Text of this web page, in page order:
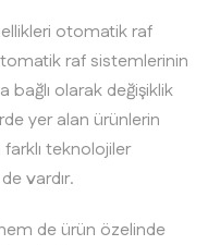
otomatik raf
raf sistemlerinin
olarak değişiklik
yer alan ürünlerin
farklı teknolojiler
vardır.
de ürün özelinde